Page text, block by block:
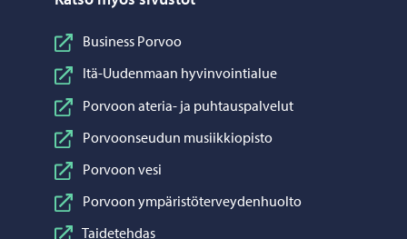
Business Porvoo
Itä-Uudenmaan hyvinvointialue
Porvoon ateria- ja puhtauspalvelut
Porvoonseudun musiikkiopisto
Porvoon vesi
Porvoon ympäristöterveydenhuolto
Taidetehdas